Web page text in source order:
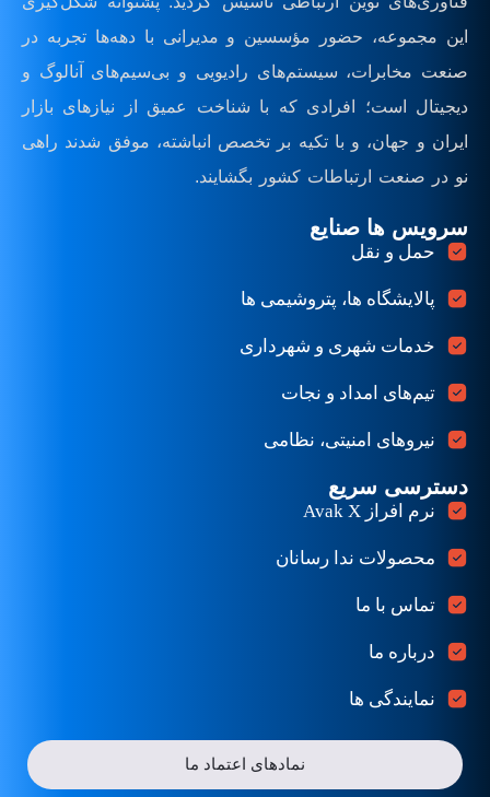
این مجموعه، حضور مؤسسین و مدیرانی با دهه‌ها تجربه در
صنعت مخابرات، سیستم‌های رادیویی و بی‌سیم‌های آنالوگ و
دیجیتال است؛ افرادی که با شناخت عمیق از نیازهای بازار
ایران و جهان، و با تکیه بر تخصص انباشته، موفق شدند راهی
نو در صنعت ارتباطات کشور بگشایند.
سرویس ها صنایع
حمل و نقل
پالایشگاه ها، پتروشیمی ها
خدمات شهری و شهرداری
تیم‌های امداد و نجات
نیروهای امنیتی، نظامی
دسترسی سریع
نرم افراز Avak X
محصولات ندا رسانان
تماس با ما
درباره ما
نمایندگی ها
نمادهای اعتماد ما